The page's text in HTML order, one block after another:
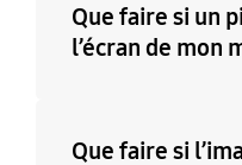
Que faire si un
l’écran de mon
Que faire si